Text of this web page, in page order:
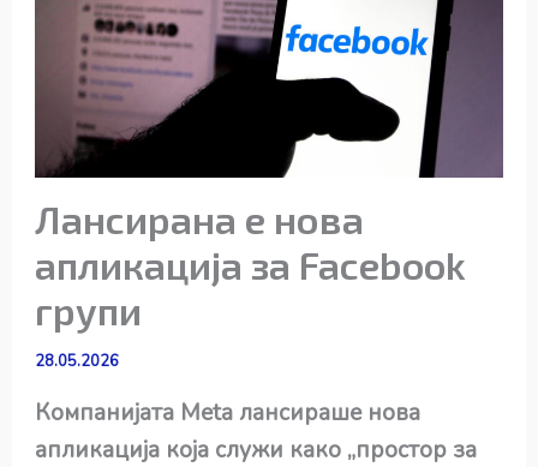
Лансирана е нова
апликација за Facebook
групи
28.05.2026
Компанијата Meta лансираше нова
апликација која служи како „простор за